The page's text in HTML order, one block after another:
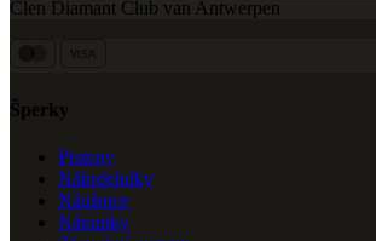
Člen Diamant Club van Antwerpen
Šperky
Prsteny
Náhrdelníky
Náušnice
Náramky